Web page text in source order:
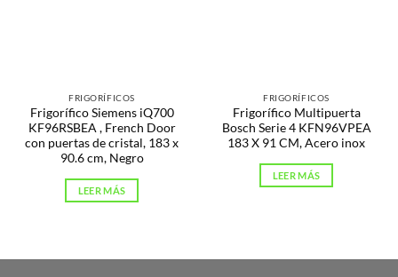
FRIGORÍFICOS
Frigorífico Siemens iQ700
KF96RSBEA , French Door
con puertas de cristal, 183 x
90.6 cm, Negro
LEER MÁS
FRIGORÍFICOS
Frigorífico Multipuerta
Bosch Serie 4 KFN96VPEA
183 X 91 CM, Acero inox
LEER MÁS